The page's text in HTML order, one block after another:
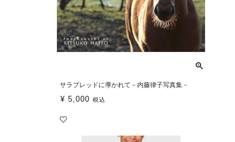
サラブレッドに導かれて－内藤律子写真集－
¥ 5,000 税込